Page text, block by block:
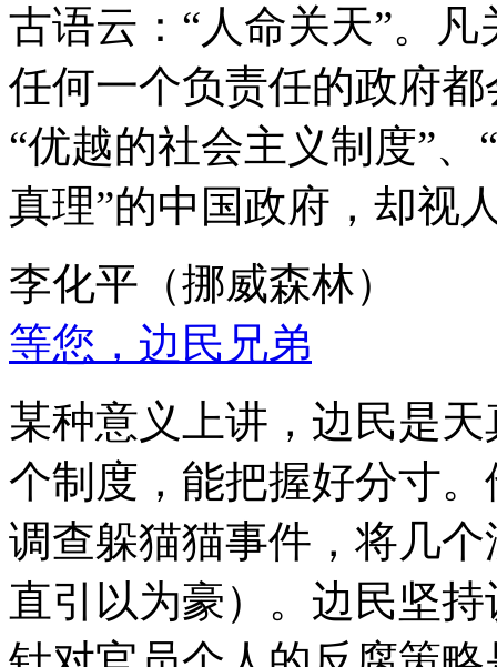
古语云：“人命关天”。
任何一个负责任的政府
“优越的社会主义制度”
真理”的中国政府，却视
李化平（挪威森林）
等您，边民兄弟
某种意义上讲，边民是
个制度，能把握好分寸
调查躲猫猫事件，将几
直引以为豪）。边民坚